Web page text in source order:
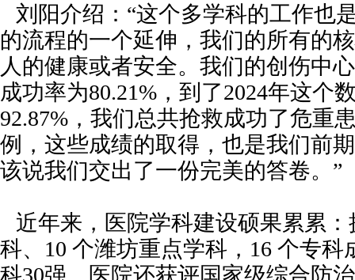
刘阳介绍：“这个多学科的工作也
的流程的一个延伸，我们的所有的
人的健康或者安全。我们的创伤中
成功率为80.21%，到了2024年这个
92.87%，我们总共抢救成功了危重
例，这些成绩的取得，也是我们前
该说我们交出了一份完美的答卷。”
近年来，医院学科建设硕果累累
科、10 个潍坊重点学科，16 个专
科30强。医院还获评国家级综合防